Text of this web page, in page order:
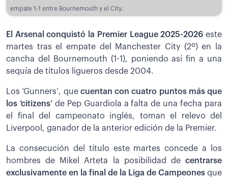
empate 1-1 entre Bournemouth y el City.
El Arsenal conquistó la Premier League 2025-2026 este
martes tras el empate del Manchester City (2º) en la
cancha del Bournemouth (1-1), poniendo así fin a una
sequía de títulos ligueros desde 2004.
Los ‘Gunners’, que cuentan con cuatro puntos más que
los ‘citizens’ de Pep Guardiola a falta de una fecha para
el final del campeonato inglés, toman el relevo del
Liverpool, ganador de la anterior edición de la Premier.
La consecución del título este martes concede a los
hombres de Mikel Arteta la posibilidad de centrarse
exclusivamente en la final de la Liga de Campeones que